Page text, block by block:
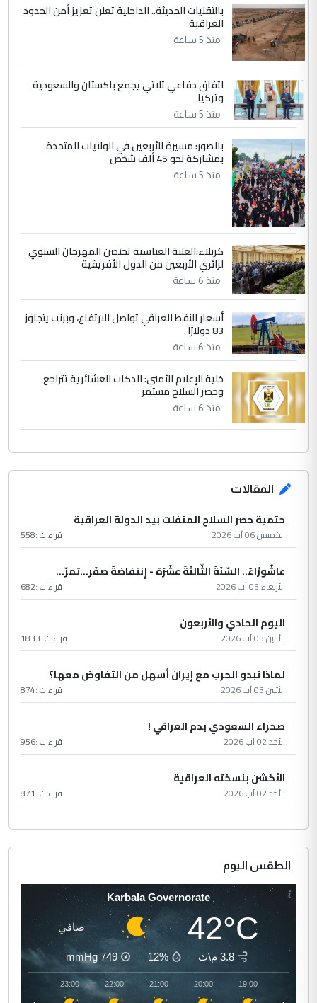
ابا فرات ...
الموضوع :
الجواهري يرد على صدام حسين سل
مضجعيك يابن الزنا (نص كامل)
5 سردار
التعليق : واحد من عصابة علي ماما يسقط
جنسية الرافد الثالث للعراق ومن اصول عريقة
ابا فرات ...
الموضوع :
الجواهري يرد على صدام حسين سل
مضجعيك يابن الزنا (نص كامل)
بالتقنيات الحديثة.. الداخلية تعلن تعزيز أمن الحدود
العراقية
منذ 5 ساعة
اتفاق دفاعي ثلاثي يجمع باكستان والسعودية
وتركيا
منذ 5 ساعة
بالصور: مسيرة للأربعين في الولايات المتحدة
بمشاركة نحو 45 ألف شخص
منذ 5 ساعة
كربلاء:العتبة العباسية تحتضن المهرجان السنوي
لزائري الأربعين من الدول الأفريقية
منذ 6 ساعة
أسعار النفط العراقي تواصل الارتفاع، وبرنت يتجاوز
83 دولارًا
منذ 6 ساعة
خلية الإعلام الأمني: الدكات العشائرية تتراجع
وحصر السلاح مستمر
منذ 6 ساعة
المقالات
حتمية حصر السلاح المنفلت بيد الدولة العراقية
الخميس 06 آب 2026 قراءات :558
عاشُورْاءُ.. السّنَةُ الثّالثةَ عشَرَة - إِنتفاضةُ صفَر…تمرّ...
الأربعاء 05 آب 2026 قراءات :682
اليوم الحادي والأربعون
الأثنين 03 آب 2026 قراءات :1833
لماذا تبدو الحرب مع إيران أسهل من التفاوض معها؟
الأثنين 03 آب 2026 قراءات :874
صحراء السعودي بدم العراقي !
الأحد 02 آب 2026 قراءات :956
الأكشن بنسخته العراقية
الأحد 02 آب 2026 قراءات :871
الطقس اليوم
Karbala Governorate
42°C صافي
3.8 م\ث 12%
749
mmHg
19:00
20:00
21:00
22:00
23:00